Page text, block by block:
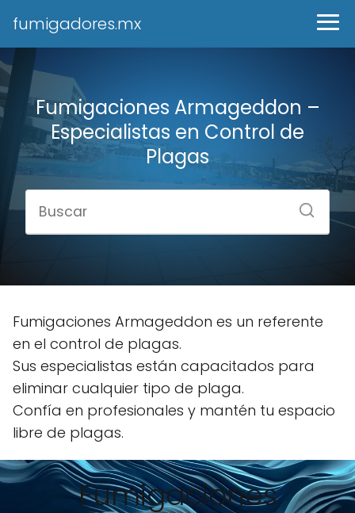
fumigadores.mx
Fumigaciones Armageddon –
Especialistas en Control de
Plagas
Fumigaciones Armageddon es un referente
en el control de plagas.
Sus especialistas están capacitados para
eliminar cualquier tipo de plaga.
Confía en profesionales y mantén tu espacio
libre de plagas.
Fumigaciones